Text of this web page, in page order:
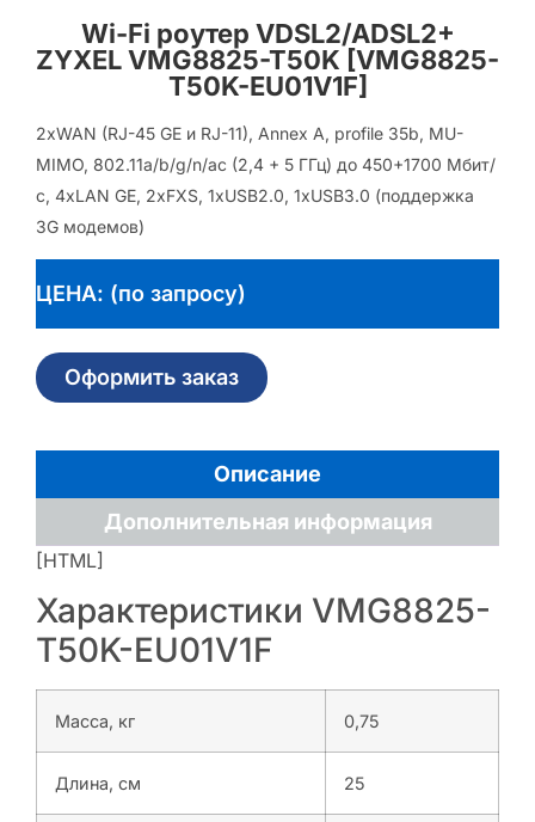
Wi-Fi роутер VDSL2/ADSL2+
ZYXEL VMG8825-T50K [VMG8825-
T50K-EU01V1F]
2xWAN (RJ-45 GE и RJ-11), Annex A, profile 35b, MU-
MIMO, 802.11a/b/g/n/ac (2,4 + 5 ГГц) до 450+1700 Мбит/
с, 4xLAN GE, 2xFXS, 1xUSB2.0, 1xUSB3.0 (поддержка
3G модемов)
ЦЕНА: (по запросу)
Оформить заказ
Описание
Дополнительная информация
[HTML]
Характеристики VMG8825-
T50K-EU01V1F
Масса, кг 0,75
Длина, см 25